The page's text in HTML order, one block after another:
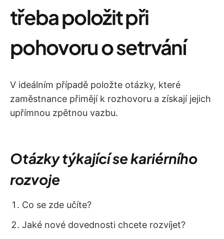
třeba položit při
pohovoru o setrvání
V ideálním případě položte otázky, které
zaměstnance přimějí k rozhovoru a získají jejich
upřímnou zpětnou vazbu.
Otázky týkající se kariérního
rozvoje
Co se zde učíte?
Jaké nové dovednosti chcete rozvíjet?